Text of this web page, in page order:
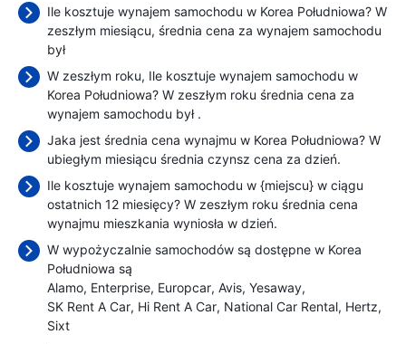
Ile kosztuje wynajem samochodu w Korea Południowa? W
zeszłym miesiącu, średnia cena za wynajem samochodu
był
W zeszłym roku, Ile kosztuje wynajem samochodu w
Korea Południowa? W zeszłym roku średnia cena za
wynajem samochodu był .
Jaka jest średnia cena wynajmu w Korea Południowa? W
ubiegłym miesiącu średnia czynsz cena za dzień.
Ile kosztuje wynajem samochodu w {miejscu} w ciągu
ostatnich 12 miesięcy? W zeszłym roku średnia cena
wynajmu mieszkania wyniosła w dzień.
W wypożyczalnie samochodów są dostępne w Korea
Południowa są
Alamo Enterprise Europcar Avis Yesaway
SK Rent A Car Hi Rent A Car National Car Rental Hertz
Sixt